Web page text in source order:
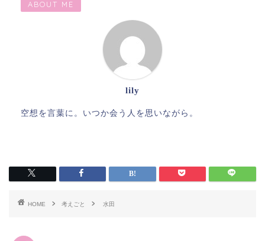
ABOUT ME
lily
空想を言葉に。いつか会う人を思いながら。
HOME 考えごと 水田